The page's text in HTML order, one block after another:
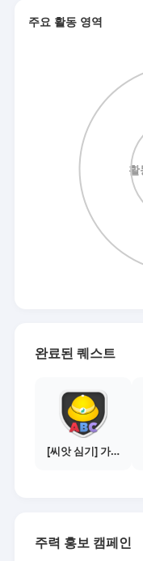
주요 활동 영역
완료된 퀘스트
[씨앗 심기] 가이드보기 - 매체별 활동 가이드
주력 홍보 캠페인